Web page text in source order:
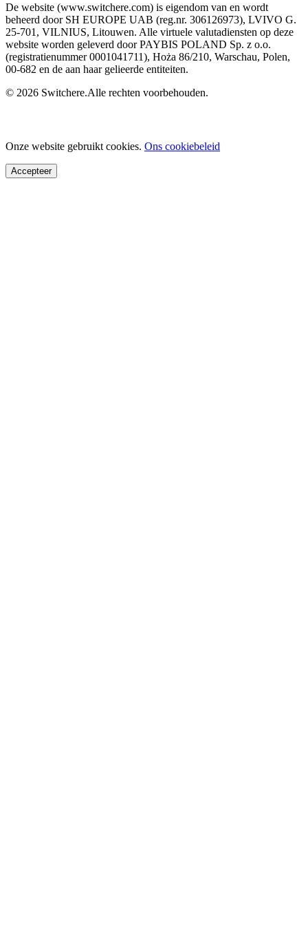
De website (www.switchere.com) is eigendom van en wordt
beheerd door SH EUROPE UAB (reg.nr. 306126973), LVIVO G.
25-701, VILNIUS, Litouwen. Alle virtuele valutadiensten op deze
website worden geleverd door PAYBIS POLAND Sp. z o.o.
(registratienummer 0001041711), Hoża 86/210, Warschau, Polen,
00-682 en de aan haar gelieerde entiteiten.
© 2026 Switchere.Alle rechten voorbehouden.
Onze website gebruikt cookies. Ons cookiebeleid
Accepteer